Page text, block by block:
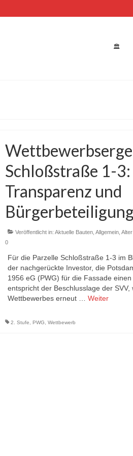
🏛
Schloßstraße 1-
Transparenz und
Veröffentlicht in: Aktuelle Bauten, Allgemein,
0
Für die Parzelle Schloßstraße 1-3 im
der nachgerückte Investor, die
1956 eG (PWG) für die Fassade
entspricht der Beschlusslage der
Wettbewerbes erneut … Weiter
2. Stufe PWG Wettbewerb